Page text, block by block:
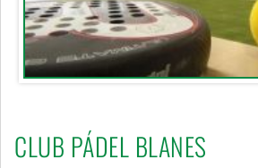
CLUB PÁDEL BLANES